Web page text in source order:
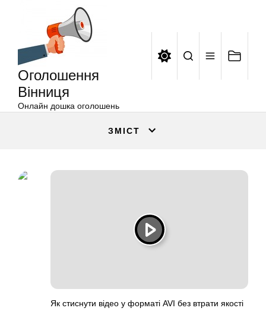
Оголошення
Вінниця
Онлайн дошка оголошень
ЗМІСТ
Як стиснути відео у форматі AVI без втрати якості